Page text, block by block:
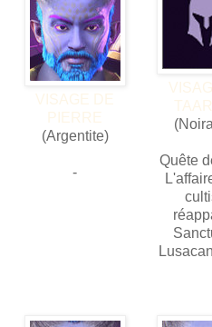
VISAGE DE
PIERRE
(Argentite)
-
Quête